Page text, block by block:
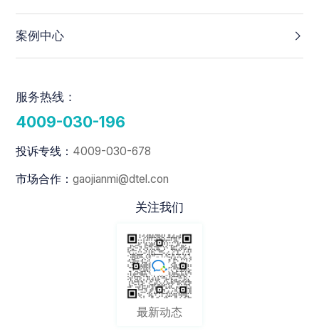
服务热线：
4009-030-196
投诉专线： 4009-030-678
市场合作：gaojianmi@dtel.con
关注我们
最新动态
案例中心